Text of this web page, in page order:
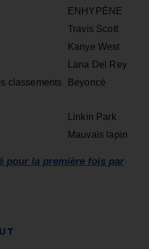
ENHYPÈNE
Travis Scott
Kanye West
Lana Del Rey
classements
Beyoncé
Linkin Park
Mauvais lapin
pour la première fois par